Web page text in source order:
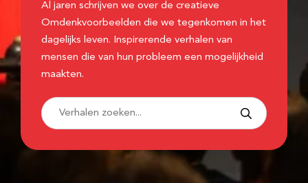
Al jaren schrijven we over de creatieve
Omdenkvoorbeelden die we tegenkomen in het
dagelijks leven. Inspirerende verhalen van
mensen die van hun probleem een mogelijkheid
maakten.